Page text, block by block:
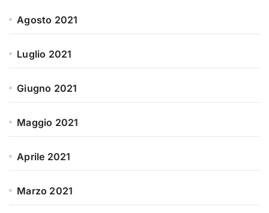
Agosto 2021
Luglio 2021
Giugno 2021
Maggio 2021
Aprile 2021
Marzo 2021